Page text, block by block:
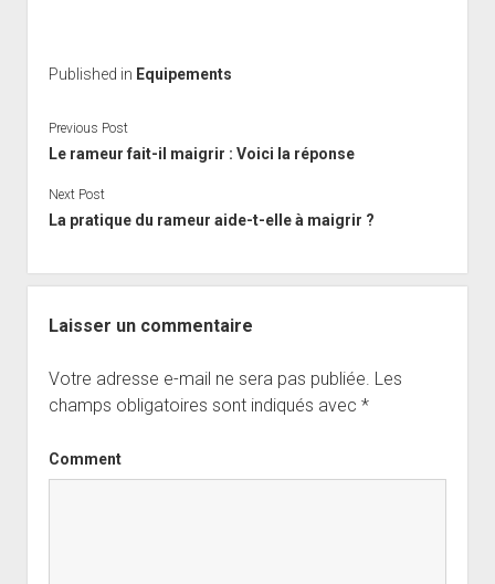
Published in Equipements
Previous Post
Le rameur fait-il maigrir : Voici la réponse
Next Post
La pratique du rameur aide-t-elle à maigrir ?
Laisser un commentaire
Votre adresse e-mail ne sera pas publiée. Les
champs obligatoires sont indiqués avec *
Comment